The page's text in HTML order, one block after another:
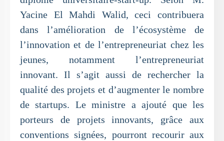
Yacine El Mahdi Walid, ceci contribuera
dans l’amélioration de l’écosystème de
l’innovation et de l’entrepreneuriat chez les
jeunes, notamment l’entrepreneuriat
innovant. Il s’agit aussi de rechercher la
qualité des projets et d’augmenter le nombre
de startups. Le ministre a ajouté que les
porteurs de projets innovants, grâce aux
conventions signées, pourront recourir aux